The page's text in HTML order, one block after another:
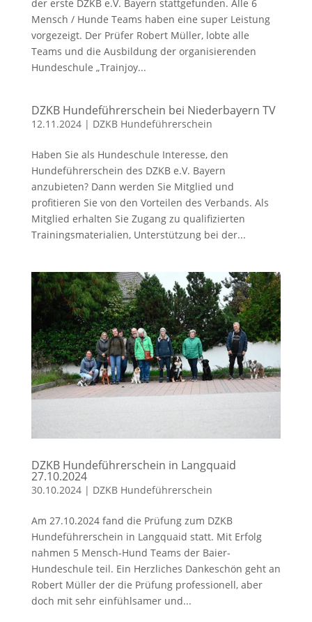
der erste DZKB e.V. Bayern stattgefunden. Alle 6
Mensch / Hunde Teams haben eine super Leistung
vorgezeigt. Der Prüfer Robert Müller, lobte alle
Teams und die Ausbildung der organisierenden
Hundeschule „Trainjoy...
DZKB Hundeführerschein bei Niederbayern TV
12.11.2024| DZKB Hundeführerschein
Haben Sie als Hundeschule Interesse, den
Hundeführerschein des DZKB e.V. Bayern
anzubieten? Dann werden Sie Mitglied und
profitieren Sie von den Vorteilen des Verbands. Als
Mitglied erhalten Sie Zugang zu qualifizierten
Trainingsmaterialien, Unterstützung bei der...
DZKB Hundeführerschein in Langquaid
27.10.2024
30.10.2024| DZKB Hundeführerschein
Am 27.10.2024 fand die Prüfung zum DZKB
Hundeführerschein in Langquaid statt. Mit Erfolg
nahmen 5 Mensch-Hund Teams der Baier-
Hundeschule teil. Ein Herzliches Dankeschön geht an
Robert Müller der die Prüfung professionell, aber
doch mit sehr einfühlsamer und...